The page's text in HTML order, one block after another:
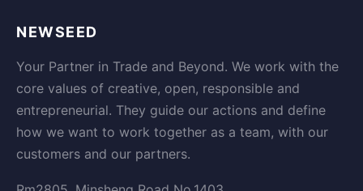
NEWSEED
Your Partner in Trade and Beyond. We work with the
core values of creative, open, responsible and
entrepreneurial. They guide our actions and define
how we want to work together as a team, with our
customers and our partners.